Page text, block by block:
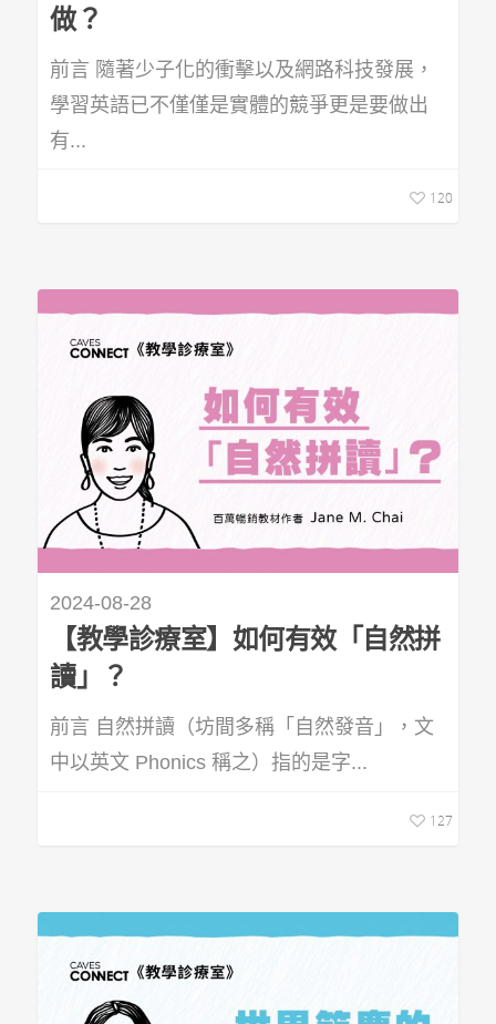
做？
前言 隨著少子化的衝擊以及網路科技發展，
學習英語已不僅僅是實體的競爭更是要做出
有...
120
2024-08-28
【教學診療室】如何有效「自然拼
讀」？
前言 自然拼讀（坊間多稱「自然發音」，文
中以英文 Phonics 稱之）指的是字...
127